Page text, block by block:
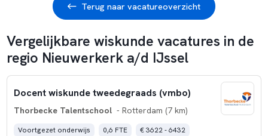
Terug naar vacatureoverzicht
Vergelijkbare wiskunde vacatures in de
regio Nieuwerkerk a/d IJssel
Docent wiskunde tweedegraads (vmbo)
Thorbecke Talentschool - Rotterdam (7 km)
Voortgezet onderwijs 0,6 FTE
€ 3622 - 6432